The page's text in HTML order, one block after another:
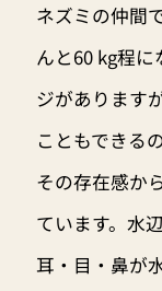
ネズミの仲間
んと60 kg程に
ジがあります
こともできる
その存在感か
ています。水
耳・目・鼻が